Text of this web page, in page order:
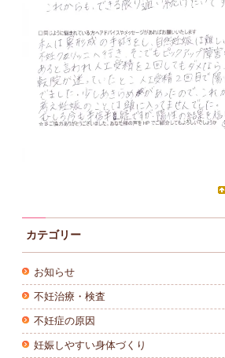
カテゴリー
お知らせ
不妊治療・検査
不妊症の原因
妊娠しやすい身体づくり